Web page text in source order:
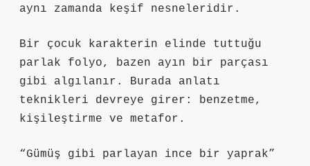
aynı zamanda keşif nesneleridir.
Bir çocuk karakterin elinde tuttuğu
parlak folyo, bazen ayın bir parçası
gibi algılanır. Burada anlatı
teknikleri devreye girer: benzetme,
kişileştirme ve metafor.
“Gümüş gibi parlayan ince bir yaprak”